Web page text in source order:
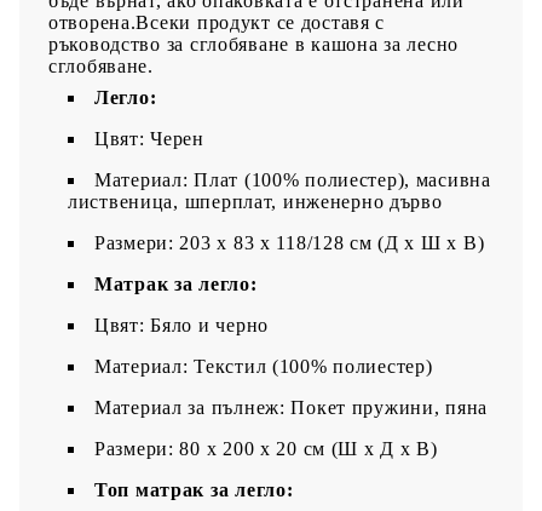
отворена.Всеки продукт се доставя с
ръководство за сглобяване в кашона за лесно
сглобяване.
Легло:
Цвят: Черен
Материал: Плат (100% полиестер), масивна
лиственица, шперплат, инженерно дърво
Размери: 203 x 83 x 118/128 см (Д x Ш x В)
Матрак за легло:
Цвят: Бяло и черно
Материал: Текстил (100% полиестер)
Материал за пълнеж: Покет пружини, пяна
Размери: 80 x 200 x 20 см (Ш x Д x В)
Топ матрак за легло: